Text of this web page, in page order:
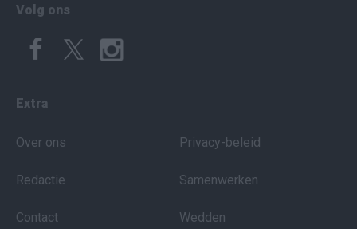
Volg ons
Extra
Over ons
Redactie
Contact
Privacy-beleid
Samenwerken
Wedden